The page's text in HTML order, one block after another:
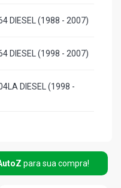
DIESEL (1988 - 2007)
DIESEL (1998 - 2007)
DIESEL (1998 -
para sua compra!